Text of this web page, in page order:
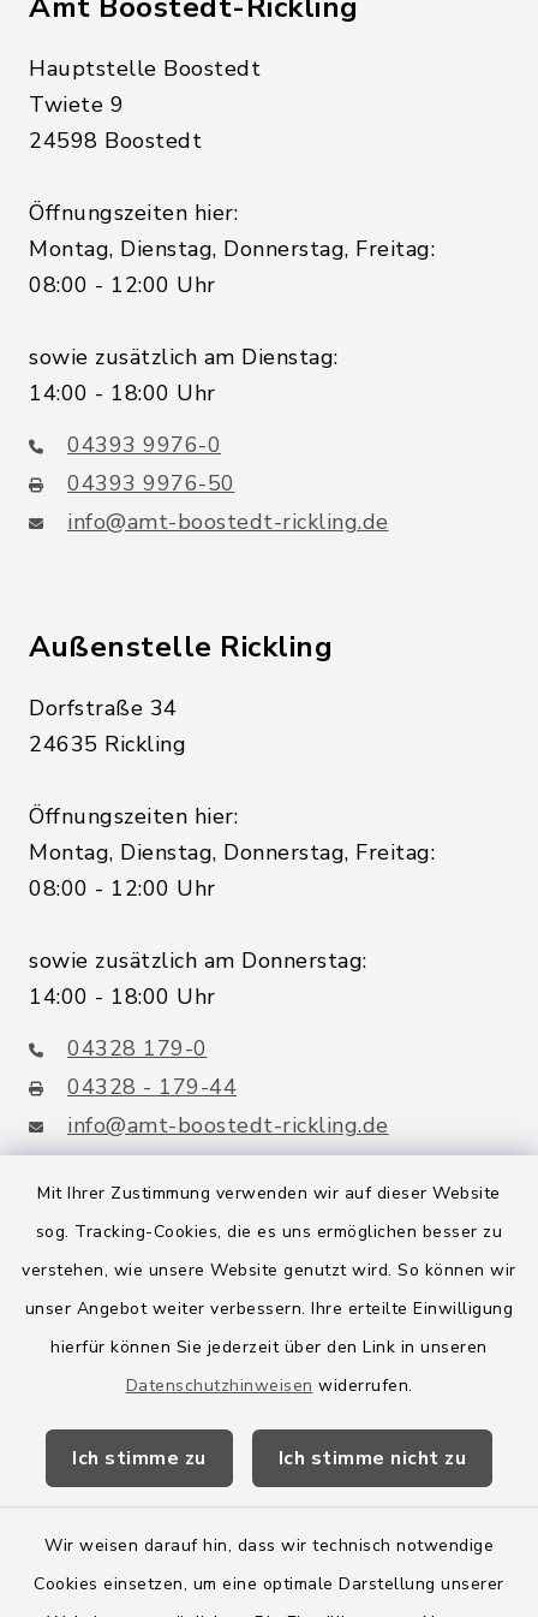
Mit Ihrer Zustimmung verwenden wir auf dieser Website
sog. Tracking-Cookies, die es uns ermöglichen besser zu
verstehen, wie unsere Website genutzt wird. So können wir
unser Angebot weiter verbessern. Ihre erteilte Einwilligung
hierfür können Sie jederzeit über den Link in unseren
Datenschutzhinweisen widerrufen.
Ich stimme zu Ich stimme nicht zu
Wir weisen darauf hin, dass wir technisch notwendige
Cookies einsetzen, um eine optimale Darstellung unserer
Hauptstelle Boostedt
Twiete 9
24598 Boostedt
Öffnungszeiten hier:
Montag, Dienstag, Donnerstag, Freitag:
08:00 - 12:00 Uhr
sowie zusätzlich am Dienstag:
14:00 - 18:00 Uhr
04393 9976-0
04393 9976-50
info@amt-boostedt-rickling.de
Außenstelle Rickling
Dorfstraße 34
24635 Rickling
Öffnungszeiten hier:
Montag, Dienstag, Donnerstag, Freitag:
08:00 - 12:00 Uhr
sowie zusätzlich am Donnerstag:
14:00 - 18:00 Uhr
04328 179-0
04328 - 179-44
info@amt-boostedt-rickling.de
Quicklinks
Amt Boostedt-Rickling
Amtsbroschüre
Wege-Zweckverband